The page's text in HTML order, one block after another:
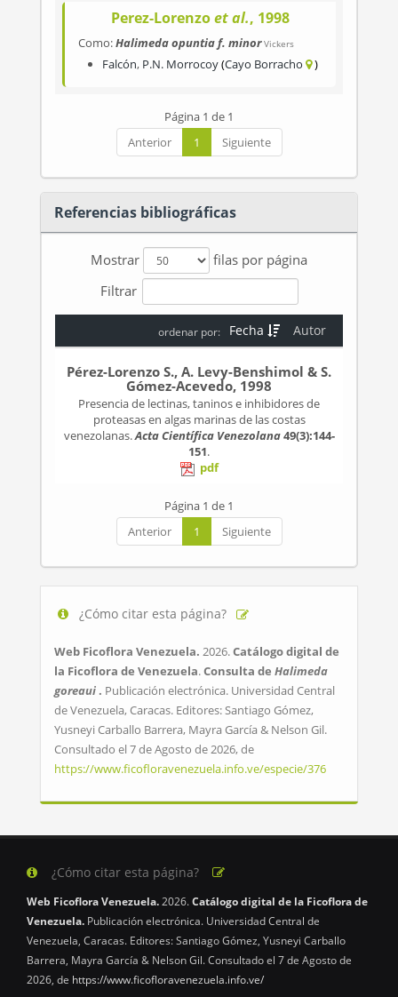
Perez-Lorenzoet al., 1998
Como:Halimeda opuntia f. minor Vickers
Falcón, P.N. Morrocoy Cayo Borracho
Página 1 de 1
Anterior
1 Siguiente
Referencias bibliográficas
Mostrar
filas por página
Filtrar
Autor
Fecha
ordenar por:
Pérez-Lorenzo S., A. Levy-Benshimol & S.
Gómez-Acevedo, 1998
Presencia de lectinas, taninos e inhibidores de
proteasas en algas marinas de las costas
venezolanas.Acta Científica Venezolana49(3):144-
151.
pdf
Página 1 de 1
Anterior
1 Siguiente
¿Cómo citar esta página?
Web Ficoflora Venezuela. 2026.Catálogo digital de
la Ficoflora de Venezuela.Consulta de Halimeda
goreaui . Publicación electrónica. Universidad Central
de Venezuela, Caracas. Editores: Santiago Gómez,
Yusneyi Carballo Barrera, Mayra García & Nelson Gil.
Consultado el 7 de Agosto de 2026, de
https://www.ficofloravenezuela.info.ve/especie/376
¿Cómo citar esta página?
Web Ficoflora Venezuela.2026.Catálogo digital de la Ficoflora de
Venezuela. Publicación electrónica. Universidad Central de
Venezuela, Caracas. Editores: Santiago Gómez, Yusneyi Carballo
Barrera, Mayra García & Nelson Gil. Consultado el 7 de Agosto de
2026, de https://www.ficofloravenezuela.info.ve/